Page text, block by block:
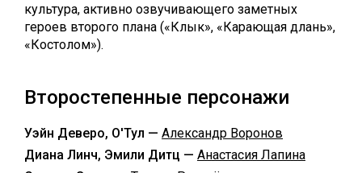
культура, активно озвучивающего заметных
героев второго плана («Клык», «Карающая длань»,
«Костолом»).
Второстепенные персонажи
Уэйн Деверо, О'Тул — Александр Воронов
Диана Линч, Эмили Дитц — Анастасия Лапина